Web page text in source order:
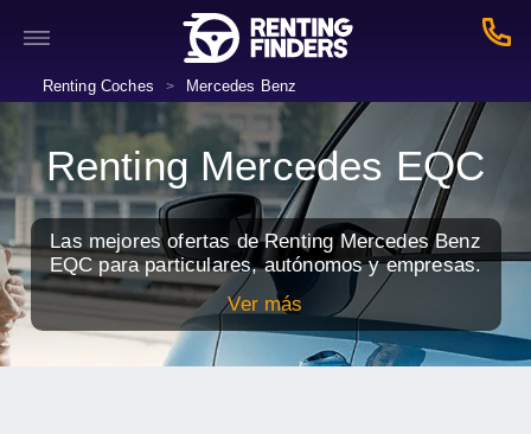
Renting Coches > Mercedes Benz
Renting Mercedes EQC
Las mejores ofertas de Renting Mercedes Benz
EQC para particulares, autónomos y empresas.
Ver más